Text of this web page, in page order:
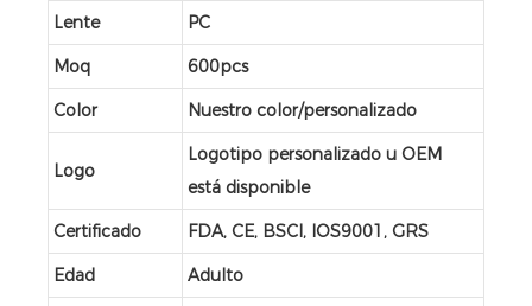
Lente PC
Moq 600pcs
Color Nuestro color/personalizado
Logo
Logotipo personalizado u OEM
está disponible
Certificado FDA, CE, BSCI, IOS9001, GRS
Edad Adulto